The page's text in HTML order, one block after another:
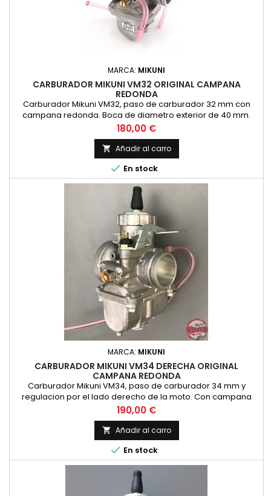
MARCA: MIKUNI
CARBURADOR MIKUNI VM32 ORIGINAL CAMPANA
REDONDA
Carburador Mikuni VM32, paso de carburador 32 mm con
campana redonda. Boca de diametro exterior de 40 mm.
Original Mikuni, no es copia
Precio
180,00 €
 Añadir al carro
 En stock
MARCA: MIKUNI
CARBURADOR MIKUNI VM34 DERECHA ORIGINAL
CAMPANA REDONDA
Carburador Mikuni VM34, paso de carburador 34 mm y
regulacion por el lado derecho de la moto. Con campana
redonda. Original Mikuni, no es copia
Precio
190,00 €
 Añadir al carro
 En stock